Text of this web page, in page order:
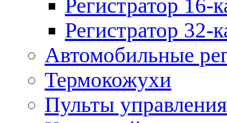
Регистратор 16-
Регистратор 32-
Автомобильные
Термокожухи
Пульты управления